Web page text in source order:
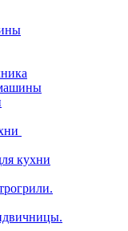
кухни